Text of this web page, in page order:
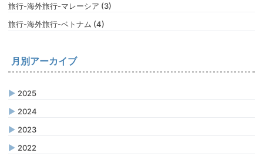
旅行-海外旅行-マレーシア (3)
旅行-海外旅行-ベトナム (4)
月別アーカイブ
▶ 2025
▶ 2024
▶ 2023
▶ 2022